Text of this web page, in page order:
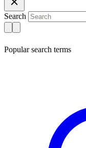
Search
Popular search terms